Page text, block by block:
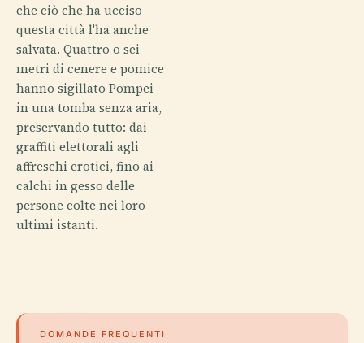
che ciò che ha ucciso
questa città l'ha anche
salvata. Quattro o sei
metri di cenere e pomice
hanno sigillato Pompei
in una tomba senza aria,
preservando tutto: dai
graffiti elettorali agli
affreschi erotici, fino ai
calchi in gesso delle
persone colte nei loro
ultimi istanti.
DOMANDE FREQUENTI